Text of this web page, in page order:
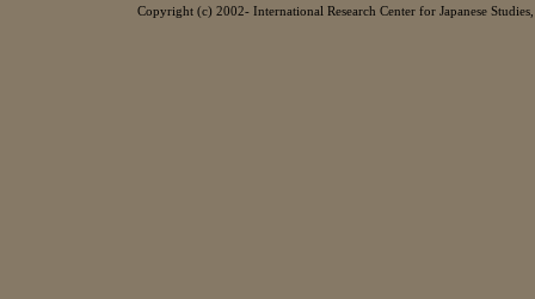
Copyright (c) 2002- International Research Center for Japanese